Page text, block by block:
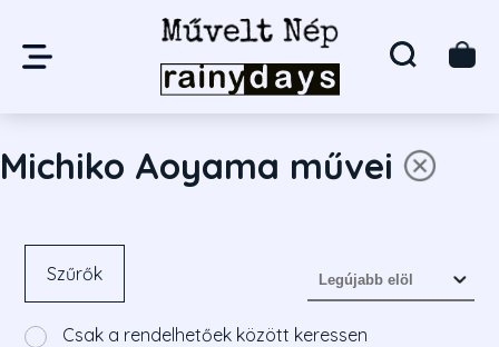
Michiko Aoyama művei
Szűrők
Csak a rendelhetőek között keressen